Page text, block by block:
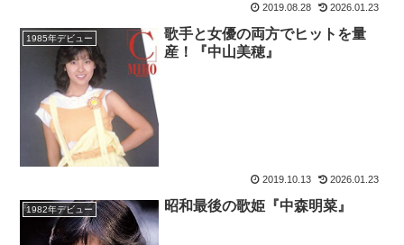
2019.08.28 2026.01.23
1985年デビュー
歌手と女優の両方でヒットを量
産！『中山美穂』
2019.10.13 2026.01.23
1982年デビュー 昭和最後の歌姫『中森明菜』